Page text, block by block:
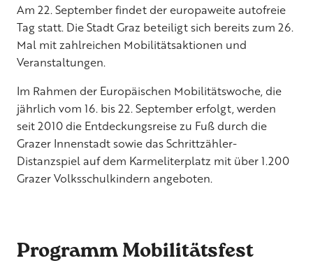
Am 22. September findet der europaweite autofreie
Tag statt. Die Stadt Graz beteiligt sich bereits zum 26.
Mal mit zahlreichen Mobilitätsaktionen und
Veranstaltungen.
Im Rahmen der Europäischen Mobilitätswoche, die
jährlich vom 16. bis 22. September erfolgt, werden
seit 2010 die Entdeckungsreise zu Fuß durch die
Grazer Innenstadt sowie das Schrittzähler-
Distanzspiel auf dem Karmeliterplatz mit über 1.200
Grazer Volksschulkindern angeboten.
Programm Mobilitätsfest